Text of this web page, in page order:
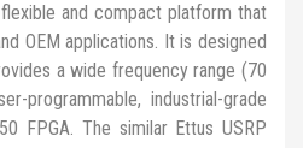
and compact platform that
OEM applications. It is designed
a wide frequency range (70
programmable, industrial-grade
FPGA. The similar Ettus USRP